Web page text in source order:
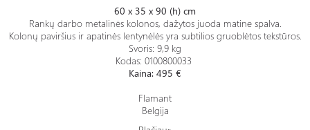
60 x 35 x 90 (h) cm
Rankų darbo metalinės kolonos, dažytos juoda matine spalva.
Kolonų paviršius ir apatinės lentynėlės yra subtilios gruoblėtos tekstūros.
Svoris: 9,9 kg
Kodas: 0100800033
Kaina: 495 €
Flamant
Belgija